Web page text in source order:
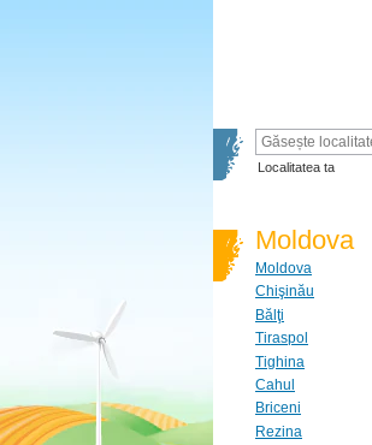
Localitatea ta
Moldova
Moldova
Chişinău
Bălţi
Tiraspol
Tighina
Cahul
Briceni
Rezina